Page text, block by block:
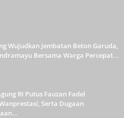
Wujudkan Jembatan Beton Garuda,
Bersama Warga Percepat...
RI Putus Fauzan Fadel
Serta Dugaan